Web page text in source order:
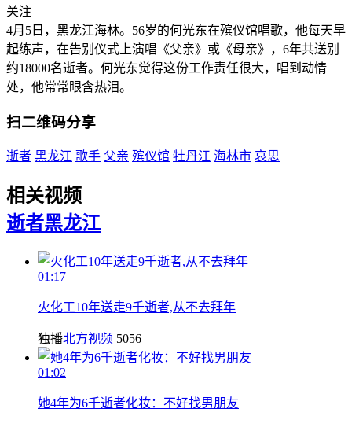
关注
4月5日，黑龙江海林。56岁的何光东在殡仪馆唱歌，他每天早
起练声，在告别仪式上演唱《父亲》或《母亲》，6年共送别
约18000名逝者。何光东觉得这份工作责任很大，唱到动情
处，他常常眼含热泪。
扫二维码分享
逝者 黑龙江 歌手 父亲 殡仪馆 牡丹江 海林市 哀思
相关视频
逝者黑龙江
01:17
火化工10年送走9千逝者,从不去拜年
独播北方视频 5056
01:02
她4年为6千逝者化妆：不好找男朋友